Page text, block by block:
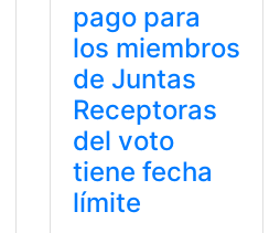
pago para
los miembros
de Juntas
Receptoras
del voto
tiene fecha
límite